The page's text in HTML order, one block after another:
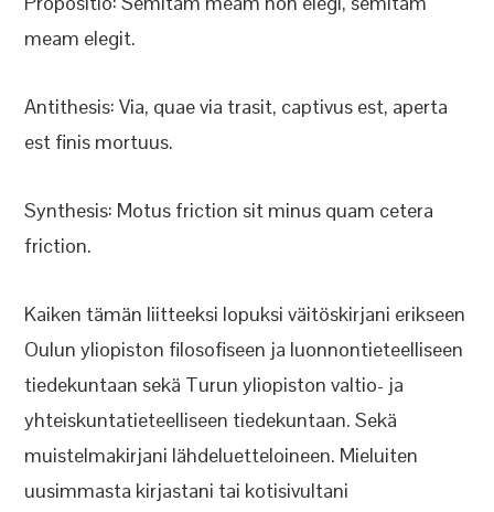
meam elegit.
Antithesis: Via, quae via trasit, captivus est, aperta
est finis mortuus.
Synthesis: Motus friction sit minus quam cetera
friction.
Kaiken tämän liitteeksi lopuksi väitöskirjani erikseen
Oulun yliopiston filosofiseen ja luonnontieteelliseen
tiedekuntaan sekä Turun yliopiston valtio- ja
yhteiskuntatieteelliseen tiedekuntaan. Sekä
muistelmakirjani lähdeluetteloineen. Mieluiten
uusimmasta kirjastani tai kotisivultani